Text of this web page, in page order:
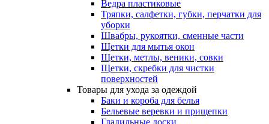
Ведра пластиковые
Тряпки, салфетки, губки, перчатки для
уборки
Швабры, рукоятки, сменные части
Щетки для мытья окон
Щетки, метлы, веники, совки
Щетки, скребки для чистки
поверхностей
Товары для ухода за одеждой
Баки и короба для белья
Бельевые веревки и прищепки
Гладильные доски